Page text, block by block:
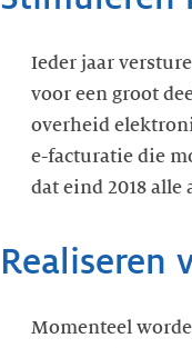
Ieder jaar
voor een groot
overheid
e-facturatie die
dat eind 2018
Realiseren
Momenteel